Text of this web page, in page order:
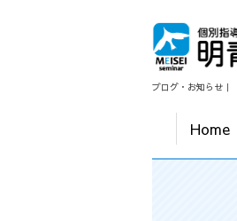
ブログ・お知らせ｜
Home